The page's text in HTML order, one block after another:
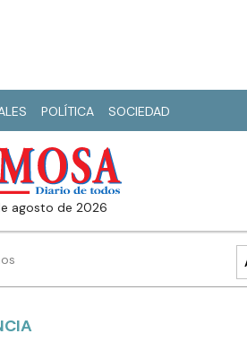
POLÍTICA SOCIEDAD
agosto de 2026